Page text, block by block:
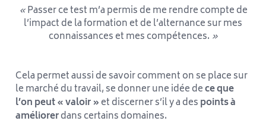
«Passer ce test m’a permis de me rendre compte de
l’impact de la formation et de l’alternance sur mes
connaissances et mes compétences. »
Cela permet aussi de savoir comment on se place sur
le marché du travail, se donner une idée dece que
l’on peut « valoir »et discerner s’il y a despoints à
améliorerdans certains domaines.